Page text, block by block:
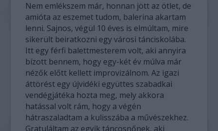
Nem emlékszem már, honnan jött az ötlet, de
amióta az eszemet tudom, balerina akartam
lenni. Sajnos, végül 10 éves is elmúltam, mire
sikerült beiratkozni egy városi tánciskolába.
Itt egy férfi balettmesterem volt, aki annyira
bízott bennem, hogy egy-két év múlva már
nézők előtt kellett improvizálnom. Az igazi
áttörést egy újvidéki együttes szabadkai
vendégjátéka hozta meg, mely akkora
hatással volt rám, hogy a végén
hátraszaladtam a kulisszába a művészekhez.
Gratuláltam az egyik táncosnőnek, aki